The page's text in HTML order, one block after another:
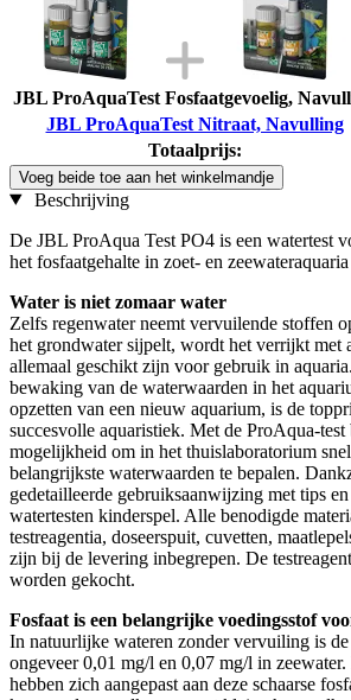
JBL ProAquaTest Fosfaatgevoelig,
JBL ProAquaTest Nitraat, Navulling
Totaalprijs:
Voeg beide toe aan het winkelmandje
Beschrijving
De JBL ProAqua Test PO4 is een watertest
het fosfaatgehalte in zoet- en
Water is niet zomaar water
Zelfs regenwater neemt vervuilende stoffen
het grondwater sijpelt, wordt het verrijkt met
allemaal geschikt zijn voor gebruik in
bewaking van de waterwaarden in het
opzetten van een nieuw aquarium, is de
succesvolle aquaristiek. Met de ProAqua-
mogelijkheid om in het thuislaboratorium
belangrijkste waterwaarden te bepalen.
gedetailleerde gebruiksaanwijzing met tips
watertesten kinderspel. Alle benodigde
testreagentia, doseerspuit, cuvetten,
zijn bij de levering inbegrepen. De
worden gekocht.
Fosfaat is een belangrijke voedingsstof
In natuurlijke wateren zonder vervuiling is
ongeveer 0,01 mg/l en 0,07 mg/l in zeewater.
hebben zich aangepast aan deze schaarse